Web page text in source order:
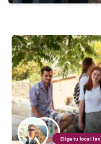
Elige tu local